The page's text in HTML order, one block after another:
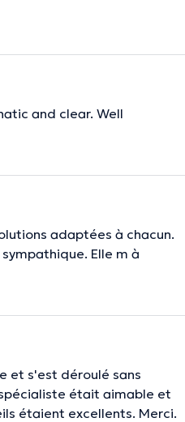
and clear. Well
adaptées à chacun.
Elle m à
et s'est déroulé sans
était aimable et
étaient excellents. Merci.